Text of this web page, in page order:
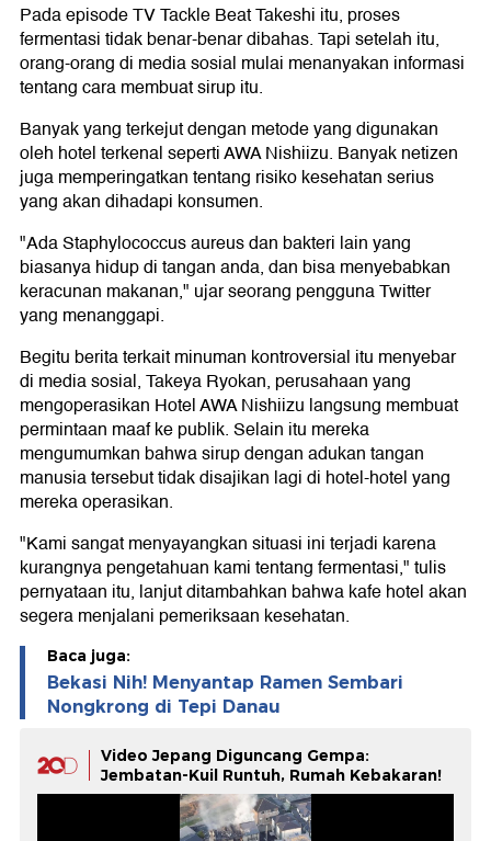
Pada episode TV Tackle Beat Takeshi itu, proses
fermentasi tidak benar-benar dibahas. Tapi setelah itu,
orang-orang di media sosial mulai menanyakan informasi
tentang cara membuat sirup itu.
Banyak yang terkejut dengan metode yang digunakan
oleh hotel terkenal seperti AWA Nishiizu. Banyak netizen
juga memperingatkan tentang risiko kesehatan serius
yang akan dihadapi konsumen.
"Ada Staphylococcus aureus dan bakteri lain yang
biasanya hidup di tangan anda, dan bisa menyebabkan
keracunan makanan," ujar seorang pengguna Twitter
yang menanggapi.
Begitu berita terkait minuman kontroversial itu menyebar
di media sosial, Takeya Ryokan, perusahaan yang
mengoperasikan Hotel AWA Nishiizu langsung membuat
permintaan maaf ke publik. Selain itu mereka
mengumumkan bahwa sirup dengan adukan tangan
manusia tersebut tidak disajikan lagi di hotel-hotel yang
mereka operasikan.
"Kami sangat menyayangkan situasi ini terjadi karena
kurangnya pengetahuan kami tentang fermentasi," tulis
pernyataan itu, lanjut ditambahkan bahwa kafe hotel akan
segera menjalani pemeriksaan kesehatan.
Baca juga:
Bekasi Nih! Menyantap Ramen Sembari
Nongkrong di Tepi Danau
Video Jepang Diguncang Gempa:
Jembatan-Kuil Runtuh, Rumah Kebakaran!